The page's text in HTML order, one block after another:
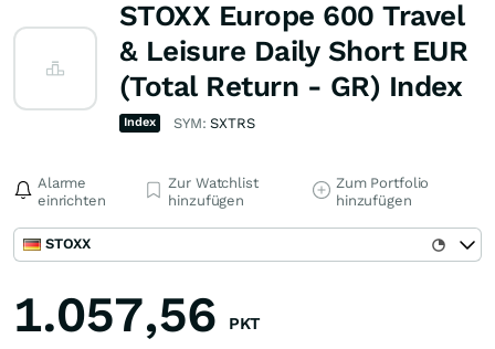
STOXX Europe 600 Travel
& Leisure Daily Short EUR
(Total Return - GR) Index
Index SYM:SXTRS
Alarme
einrichten
Zur Watchlist
hinzufügen
Zum Portfolio
hinzufügen
STOXX
1.057,56 PKT